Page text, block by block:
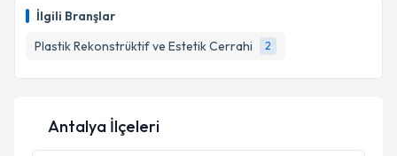
İlgili Branşlar
Plastik Rekonstrüktif ve Estetik Cerrahi
2
takvim hazırlandığında e-posta ile bilgilendireceğiz.
Kişisel verilerimin işlenmesine ilişkinAydınlatma
Antalya İlçeleri